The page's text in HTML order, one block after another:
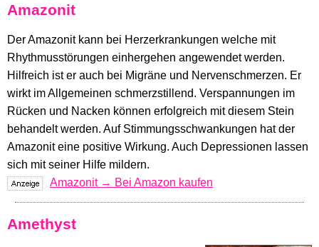
Amazonit
Der Amazonit kann bei Herzerkrankungen welche mit
Rhythmusstörungen einhergehen angewendet werden.
Hilfreich ist er auch bei Migräne und Nervenschmerzen. Er
wirkt im Allgemeinen schmerzstillend. Verspannungen im
Rücken und Nacken können erfolgreich mit diesem Stein
behandelt werden. Auf Stimmungsschwankungen hat der
Amazonit eine positive Wirkung. Auch Depressionen lassen
sich mit seiner Hilfe mildern.
Amazonit → Bei Amazon kaufen
Amethyst